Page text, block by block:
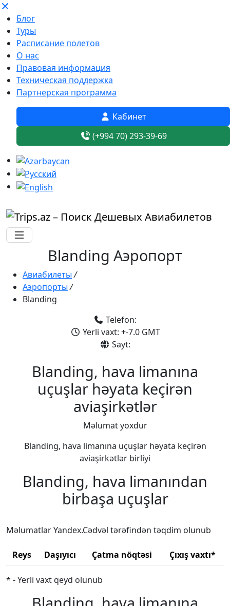
Блог
Туры
Расписание полетов
О нас
Правовая информация
Техническая поддержка
Партнерская программа
Кабинет
(+994 70) 293-39-69
Blanding Аэропорт
Авиабилеты /
Аэропорты /
Blanding
Telefon:
Yerli vaxt: +-7.0 GMT
Sayt:
Blanding, hava limanına
uçuşlar həyata keçirən
aviaşirkətlər
Məlumat yoxdur
Blanding, hava limanına uçuşlar həyata keçirən
aviaşirkətlər birliyi
Blanding, hava limanından
birbaşa uçuşlar
Məlumatlar Yandex.Cədvəl tərəfindən təqdim olunub
Reys Daşıyıcı Çatma nöqtəsi Çıxış vaxtı*
* - Yerli vaxt qeyd olunub